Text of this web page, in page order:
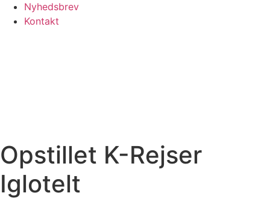
Nyhedsbrev
Kontakt
Opstillet K-Rejser
Iglotelt